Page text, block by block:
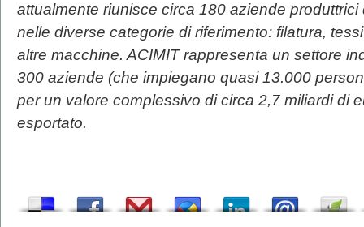
attualmente riunisce circa 180 aziende
nelle diverse categorie di riferimento: filatura,
altre macchine. ACIMIT rappresenta un settore
300 aziende (che impiegano quasi 13.000
per un valore complessivo di circa 2,7 miliardi di
esportato.